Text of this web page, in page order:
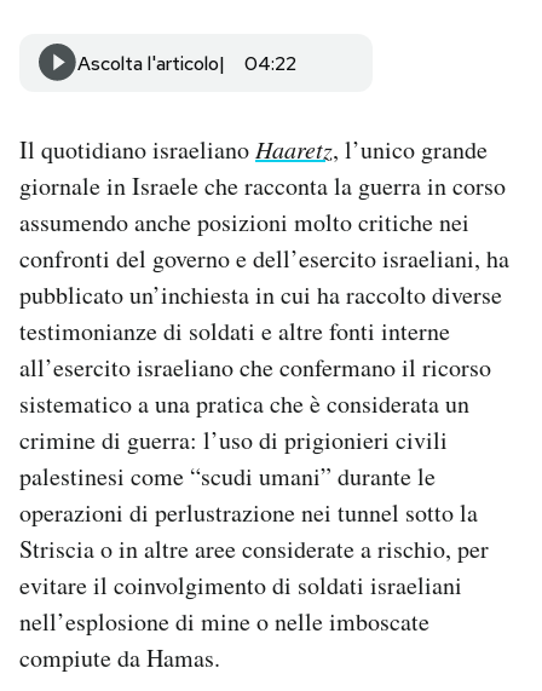
Notifiche mobile
Regala il Post
Hai bisogno di aiuto?
Ascolta l'articolo 04:22
Il quotidiano israelianoHaaretz, l’unico grande
giornale in Israele che racconta la guerra in corso
assumendo anche posizioni molto critiche nei
confronti del governo e dell’esercito israeliani, ha
pubblicato un’inchiesta in cui ha raccolto diverse
testimonianze di soldati e altre fonti interne
all’esercito israeliano che confermano il ricorso
sistematico a una pratica che è considerata un
crimine di guerra: l’uso di prigionieri civili
palestinesi come “scudi umani” durante le
operazioni di perlustrazione nei tunnel sotto la
Striscia o in altre aree considerate a rischio, per
evitare il coinvolgimento di soldati israeliani
nell’esplosione di mine o nelle imboscate
compiute da Hamas.